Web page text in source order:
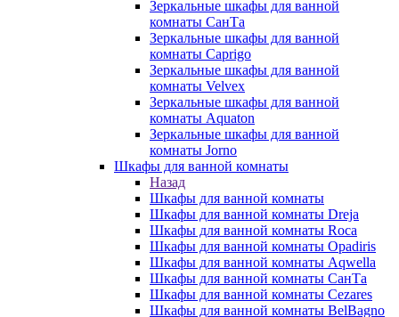
Зеркальные шкафы для ванной
комнаты СанТа
Зеркальные шкафы для ванной
комнаты Caprigo
Зеркальные шкафы для ванной
комнаты Velvex
Зеркальные шкафы для ванной
комнаты Aquaton
Зеркальные шкафы для ванной
комнаты Jorno
Шкафы для ванной комнаты
Назад
Шкафы для ванной комнаты
Шкафы для ванной комнаты Dreja
Шкафы для ванной комнаты Roca
Шкафы для ванной комнаты Opadiris
Шкафы для ванной комнаты Aqwella
Шкафы для ванной комнаты СанТа
Шкафы для ванной комнаты Cezares
Шкафы для ванной комнаты BelBagno